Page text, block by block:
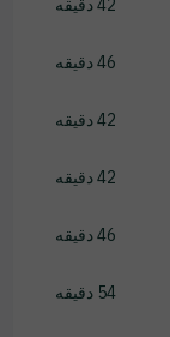
42 دقیقه
46 دقیقه
42 دقیقه
42 دقیقه
46 دقیقه
54 دقیقه